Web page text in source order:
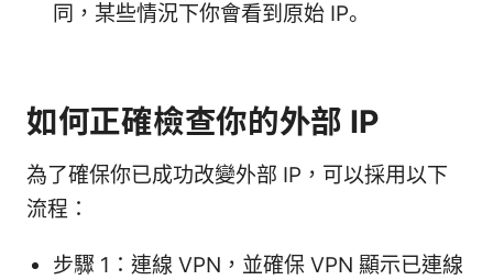
同，某些情況下你會看到原始 IP。
如何正確檢查你的外部 IP
為了確保你已成功改變外部 IP，可以採用以下
流程：
步驟 1：連線 VPN，並確保 VPN 顯示已連線